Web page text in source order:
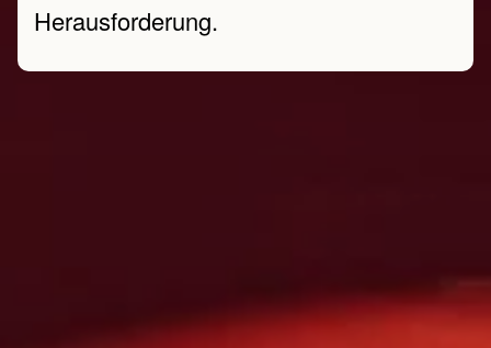
Herausforderung.